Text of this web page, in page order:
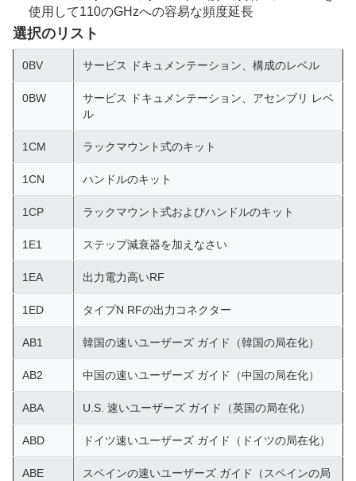
使用して110のGHzへの容易な頻度延長
選択のリスト
0BV サービス ドキュメンテーション、構成のレベル
0BW
サービス ドキュメンテーション、アセンブリ レベ
ル
1CM ラックマウント式のキット
1CN ハンドルのキット
1CP ラックマウント式およびハンドルのキット
1E1 ステップ減衰器を加えなさい
1EA 出力電力高いRF
1ED タイプN RFの出力コネクター
AB1 韓国の速いユーザーズ ガイド（韓国の局在化）
AB2 中国の速いユーザーズ ガイド（中国の局在化）
ABA U.S. 速いユーザーズ ガイド（英国の局在化）
ABD ドイツ速いユーザーズ ガイド（ドイツの局在化）
ABE
スペインの速いユーザーズ ガイド（スペインの局